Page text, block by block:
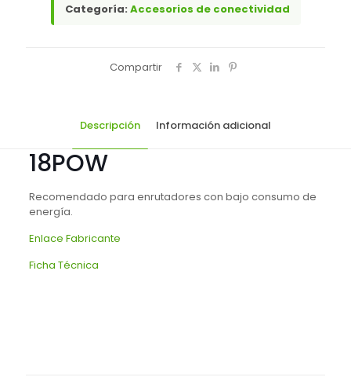
Categoría: Accesorios de conectividad
Compartir
Descripción Información adicional
18POW
Recomendado para enrutadores con bajo consumo de
energía.
Enlace Fabricante
Ficha Técnica